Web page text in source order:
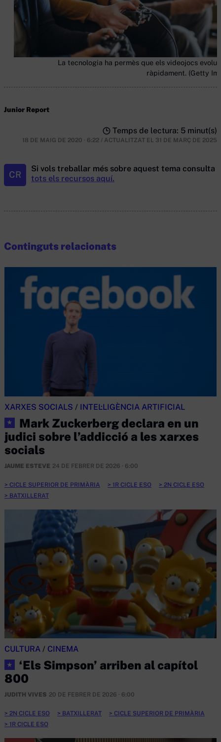
La tecnologia ha permès que els videojocs
ràpidament. (Getty
Junior Report
Temps de lectura: 5 minut(s)
18 DE MAIG DE 2020 · 6:22 / ACTUALITZAT EL 31 DE MARÇ DE 2025
CR
Si vols treballar més sobre aquest tema consulta
tots els recursos aquí.
Continguts relacionats
XARXES SOCIALS / INTEL·LIGÈNCIA ARTIFICIAL
★
Mark Zuckerberg declara en un
judici sobre l’addicció a les xarxes
socials
JAUME ESTEVE 24 DE FEBRER DE 2026 · 6:00
CICLE SUPERIOR DE PRIMÀRIA 1R CICLE ESO
2N CICLE ESO
BATXILLERAT
CULTURA / CINEMA
★
‘Els Simpson’ arriben al capítol
800
JUDITH VIVES 20 DE FEBRER DE 2026 · 6:00
2N CICLE ESO BATXILLERAT
CICLE SUPERIOR DE PRIMÀRIA
1R CICLE ESO